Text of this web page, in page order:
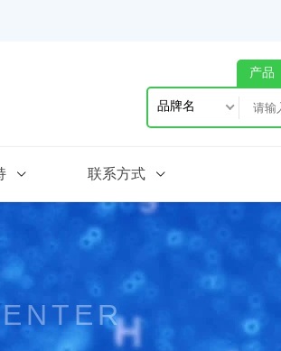
产品
品牌名
联系方式